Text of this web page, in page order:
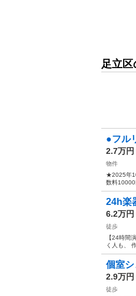
足立
●フル
2.7万円
物件
★2025年
数料10000
24h楽
6.2万円
徒歩
【24時間
く人も、
個室
2.9万円
徒歩